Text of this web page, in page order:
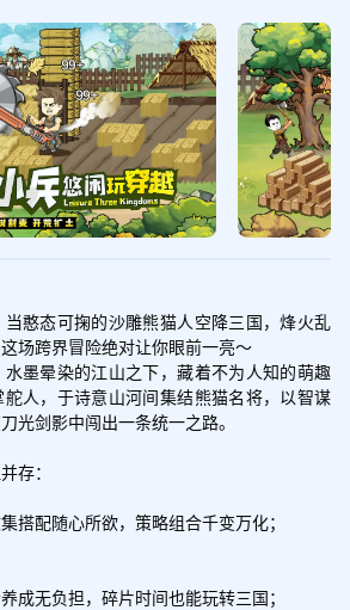
憨态可掬的沙雕熊猫人空降三国，烽火乱
场跨界冒险绝对让你眼前一亮～
墨晕染的江山之下，藏着不为人知的萌趣
人，于诗意山河间集结熊猫名将，以智谋
光剑影中闯出一条统一之路。
存：
搭配随心所欲，策略组合千变万化；
成无负担，碎片时间也能玩转三国；